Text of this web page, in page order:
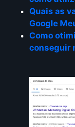
Quais as
Google
Como
conseguir